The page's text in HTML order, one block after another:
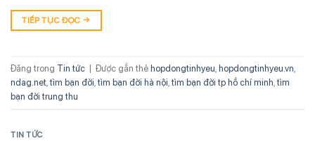
TIẾP TỤC ĐỌC →
Đăng trong Tin tức Được gắn thẻ hopdongtinhyeu hopdongtinhyeu.vn
ndag.net tìm bạn đời tìm bạn đời hà nội tìm bạn đời tp hồ chí minh tìm
bạn đời trung thu
TIN TỨC